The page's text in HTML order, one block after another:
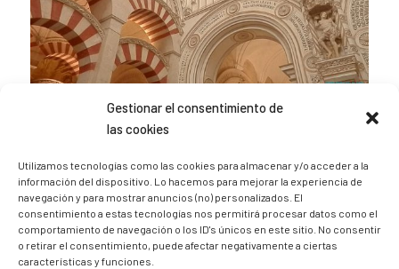
Gestionar el consentimiento de
las cookies
Utilizamos tecnologías como las cookies para almacenar y/o acceder a la
información del dispositivo. Lo hacemos para mejorar la experiencia de
navegación y para mostrar anuncios (no) personalizados. El
consentimiento a estas tecnologías nos permitirá procesar datos como el
comportamiento de navegación o los ID's únicos en este sitio. No consentir
o retirar el consentimiento, puede afectar negativamente a ciertas
características y funciones.